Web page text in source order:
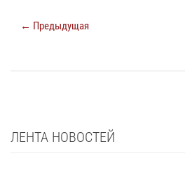
← Предыдущая
ЛЕНТА НОВОСТЕЙ